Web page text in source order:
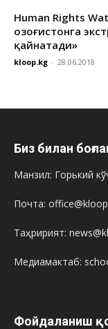
Human Rights
Қозоғистонга
қайнатади»
kloop.kg - 28.06.2018
Биз билан
Манзил: Горький
Почта:
Таҳририят:
Медиамактаб:
Фойдаланиш